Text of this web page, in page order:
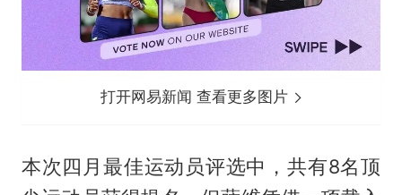
打开网易新闻 查看更多图片
本次四月最佳运动员评选中，共有8名顶